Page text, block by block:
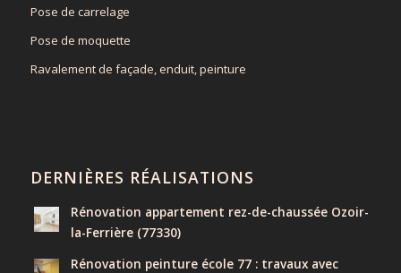
Pose de carrelage
Pose de moquette
Ravalement de façade, enduit, peinture
DERNIÈRES RÉALISATIONS
Rénovation appartement rez-de-chaussée Ozoir-
la-Ferrière (77330)
Rénovation peinture école 77 : travaux avec